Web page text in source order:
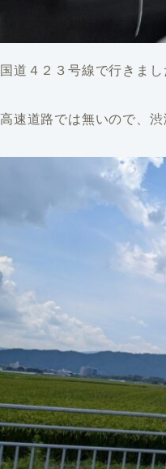
国道４２３号線で行きま
高速道路では無いので、渋